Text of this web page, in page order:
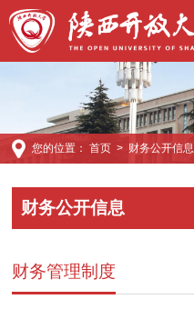
您的位置： 首页> 财务公开信息
财务公开信息
财务管理制度